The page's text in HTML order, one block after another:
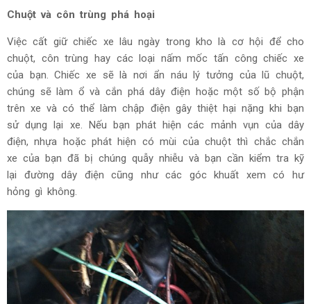
Chuột và côn trùng phá hoại
Việc cất giữ chiếc xe lâu ngày trong kho là cơ hội để cho
chuột, côn trùng hay các loại nấm mốc tấn công chiếc xe
của bạn. Chiếc xe sẽ là nơi ẩn náu lý tưởng của lũ chuột,
chúng sẽ làm ổ và cắn phá dây điện hoặc một số bộ phận
trên xe và có thể làm chập điện gây thiệt hại nặng khi bạn
sử dụng lại xe. Nếu bạn phát hiện các mảnh vụn của dây
điện, nhựa hoặc phát hiện có mùi của chuột thì chắc chắn
xe của bạn đã bị chúng quẫy nhiễu và bạn cần kiểm tra kỹ
lại đường dây điện cũng như các góc khuất xem có hư
hỏng gì không.